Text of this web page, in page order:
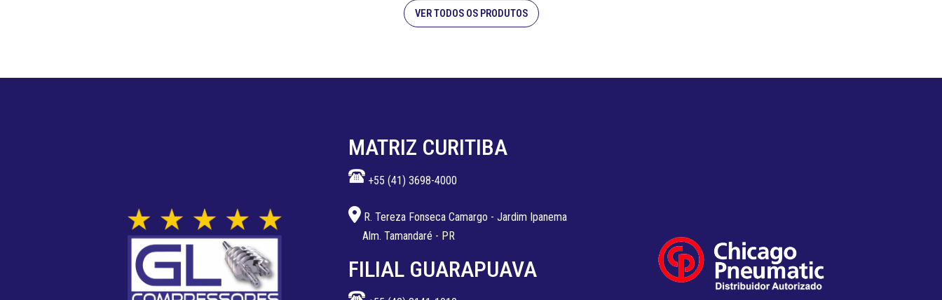
VER TODOS OS PRODUTOS
MATRIZ CURITIBA
+55 (41) 3698-4000
R. Tereza Fonseca Camargo - Jardim Ipanema
Alm. Tamandaré - PR
FILIAL GUARAPUAVA